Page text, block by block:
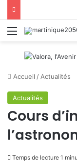
Menu
Accueil / Actualités
Actualités
Cours
Temps de lecture 1